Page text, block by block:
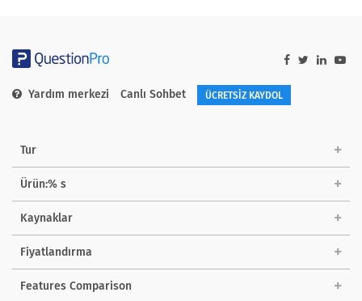
Yardım merkezi Canlı Sohbet ÜCRETSİZ KAYDOL
Tur
Ürün:% s
Kaynaklar
Fiyatlandırma
Features Comparison